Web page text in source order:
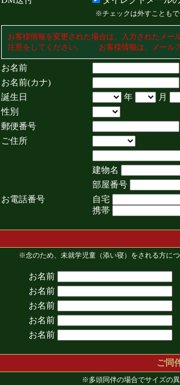
※チェックは外すことも
お客様情報を変更された場合は、入力されたメ
注意をしてください。 お客様情報は、メール
お名前
お名前(カナ)
誕生日
年
月
性別
郵便番号
ご住所
建物名
部屋番号
お電話番号
自宅
携帯
※念のため、未就学児童（添い寝）をされる方に
お名前
お名前
お名前
お名前
お名前
ご同
※多頭同伴の場合でサイズの